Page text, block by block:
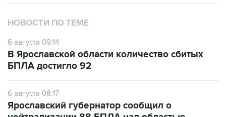
НОВОСТИ ПО ТЕМЕ
6 августа 09:14
В Ярославской области количество сбитых
БПЛА достигло 92
6 августа 08:17
Ярославский губернатор сообщил о